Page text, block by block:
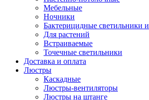
Мебельные
Ночники
Бактерицидные светильники
Для растений
Встраиваемые
Точечные светильники
Доставка и оплата
Люстры
Каскадные
Люстры-вентиляторы
Люстры на штанге